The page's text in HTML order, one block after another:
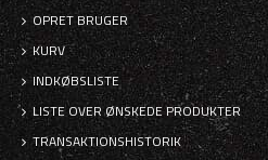
OPRET BRUGER
KURV
INDKØBSLISTE
LISTE OVER ØNSKEDE PRODUKTER
TRANSAKTIONSHISTORIK